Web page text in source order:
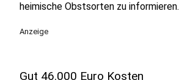
heimische Obstsorten zu informieren.
Anzeige
Gut 46.000 Euro Kosten